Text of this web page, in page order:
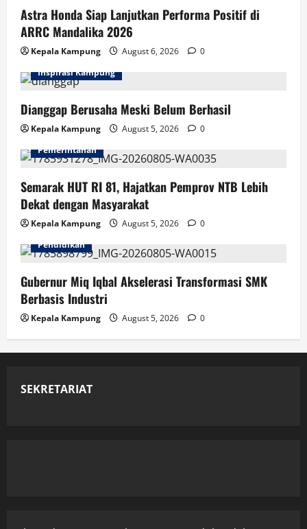
Astra Honda Siap Lanjutkan Performa Positif di
ARRC Mandalika 2026
Kepala Kampung August 6, 2026
0
Inspirasi Kampung
Dianggap Berusaha Meski Belum Berhasil
Kepala Kampung August 5, 2026
0
Pemerintahan
Semarak HUT RI 81, Hajatkan Pemprov NTB Lebih
Dekat dengan Masyarakat
Kepala Kampung August 5, 2026
0
Pendidikan
Gubernur Miq Iqbal Akselerasi Transformasi SMK
Berbasis Industri
Kepala Kampung August 5, 2026 0
SEKRETARIAT